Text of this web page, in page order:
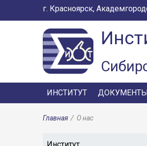
г. Красноярск,
ИНСТИТУТ
Главная / О нас